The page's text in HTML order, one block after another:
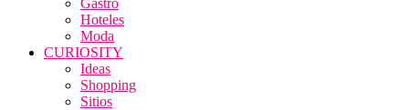
Gastro
Hoteles
Moda
CURIOSITY
Ideas
Shopping
Sitios